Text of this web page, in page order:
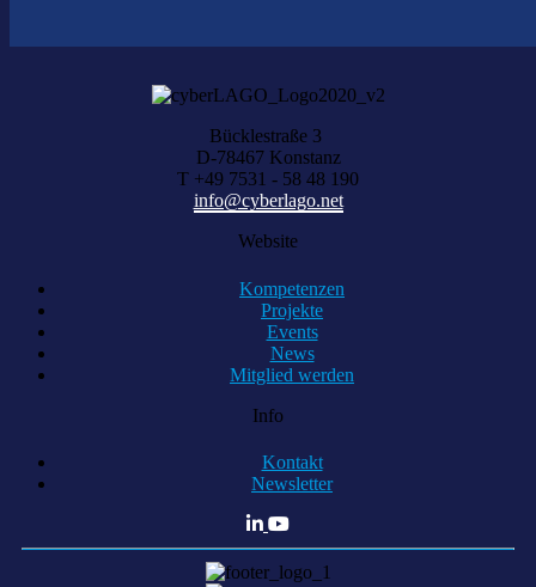
Bücklestraße 3
D-78467 Konstanz
T +49 7531 - 58 48 190
info@cyberlago.net
Website
Kompetenzen
Projekte
Events
News
Mitglied werden
Info
Kontakt
Newsletter